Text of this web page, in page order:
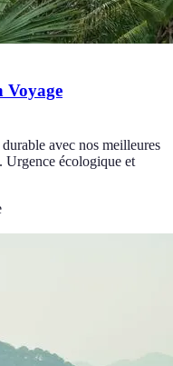
Voyage
avec nos meilleures
Urgence écologique et